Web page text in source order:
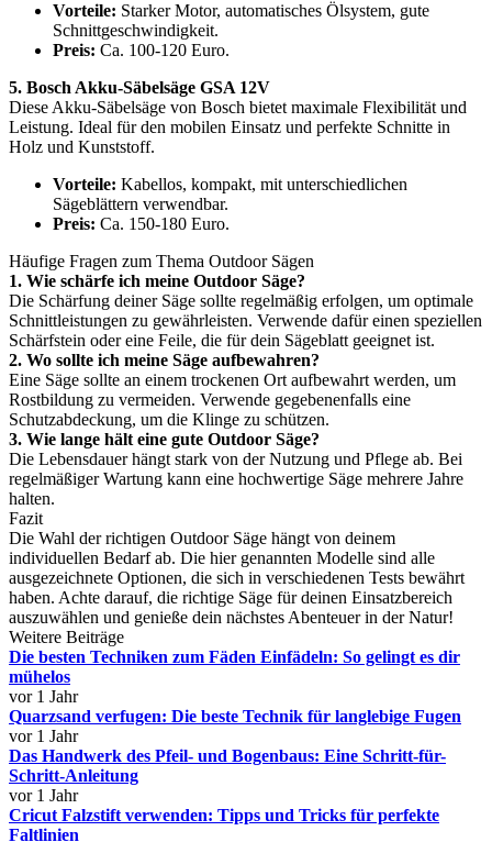
Vorteile: Starker Motor, automatisches Ölsystem, gute
Schnittgeschwindigkeit.
Preis: Ca. 100-120 Euro.
5. Bosch Akku-Säbelsäge GSA 12V
Diese Akku-Säbelsäge von Bosch bietet maximale Flexibilität und
Leistung. Ideal für den mobilen Einsatz und perfekte Schnitte in
Holz und Kunststoff.
Vorteile: Kabellos, kompakt, mit unterschiedlichen
Sägeblättern verwendbar.
Preis: Ca. 150-180 Euro.
Häufige Fragen zum Thema Outdoor Sägen
1. Wie schärfe ich meine Outdoor Säge?
Die Schärfung deiner Säge sollte regelmäßig erfolgen, um optimale
Schnittleistungen zu gewährleisten. Verwende dafür einen speziellen
Schärfstein oder eine Feile, die für dein Sägeblatt geeignet ist.
2. Wo sollte ich meine Säge aufbewahren?
Eine Säge sollte an einem trockenen Ort aufbewahrt werden, um
Rostbildung zu vermeiden. Verwende gegebenenfalls eine
Schutzabdeckung, um die Klinge zu schützen.
3. Wie lange hält eine gute Outdoor Säge?
Die Lebensdauer hängt stark von der Nutzung und Pflege ab. Bei
regelmäßiger Wartung kann eine hochwertige Säge mehrere Jahre
halten.
Fazit
Die Wahl der richtigen Outdoor Säge hängt von deinem
individuellen Bedarf ab. Die hier genannten Modelle sind alle
ausgezeichnete Optionen, die sich in verschiedenen Tests bewährt
haben. Achte darauf, die richtige Säge für deinen Einsatzbereich
auszuwählen und genieße dein nächstes Abenteuer in der Natur!
Weitere Beiträge
Die besten Techniken zum Fäden Einfädeln: So gelingt es dir
mühelos
vor 1 Jahr
Quarzsand verfugen: Die beste Technik für langlebige Fugen
vor 1 Jahr
Das Handwerk des Pfeil- und Bogenbaus: Eine Schritt-für-
Schritt-Anleitung
vor 1 Jahr
Cricut Falzstift verwenden: Tipps und Tricks für perfekte
Faltlinien